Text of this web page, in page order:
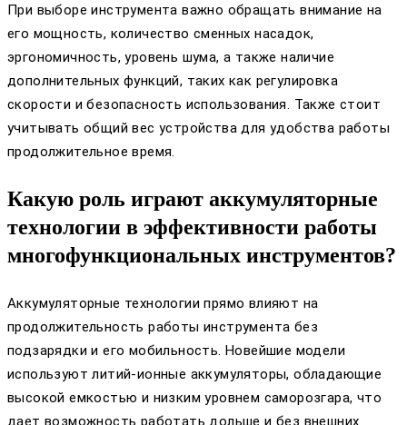
При выборе инструмента важно обращать внимание на
его мощность, количество сменных насадок,
эргономичность, уровень шума, а также наличие
дополнительных функций, таких как регулировка
скорости и безопасность использования. Также стоит
учитывать общий вес устройства для удобства работы
продолжительное время.
Какую роль играют аккумуляторные
технологии в эффективности работы
многофункциональных инструментов?
Аккумуляторные технологии прямо влияют на
продолжительность работы инструмента без
подзарядки и его мобильность. Новейшие модели
используют литий-ионные аккумуляторы, обладающие
высокой емкостью и низким уровнем саморозгара, что
дает возможность работать дольше и без внешних